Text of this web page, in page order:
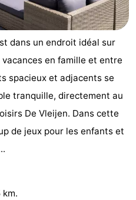
dans un endroit idéal sur
en famille et entre
spacieux et adjacents se
tranquille, directement au
De Vleijen. Dans cette
de jeux pour les enfants et
km.